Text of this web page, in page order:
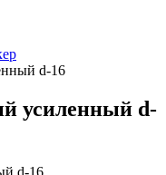
d-16
усиленный d-